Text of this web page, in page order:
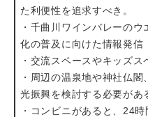
た利便性を追求すべき。
・千曲川ワインバレーの
化の普及に向けた情報発信
・交流スペースやキッズ
・周辺の温泉地や神社仏
光振興を検討する必要があ
・コンビニがあると、24